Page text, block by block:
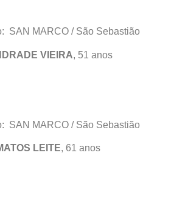
SAN MARCO / São Sebastião
VIEIRA, 51 anos
SAN MARCO / São Sebastião
LEITE, 61 anos